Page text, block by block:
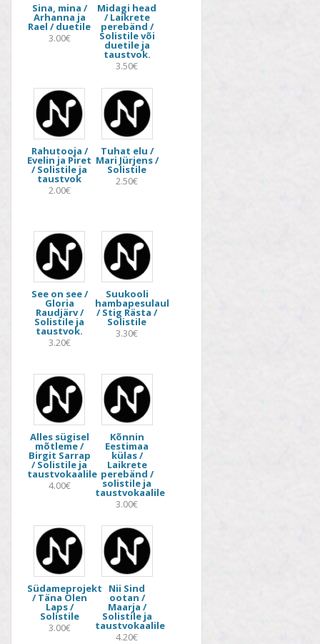
Sina, mina /
Arhanna ja
Rael / duetile
3.00€
Midagi head
/ Laikrete
perebänd /
Solistile või
duetile ja
taustvok.
3.50€
Rahutooja /
Evelin ja Piret
/ Solistile ja
taustvok
2.00€
Tuhat elu /
Mari Jürjens /
Solistile
2.50€
See on see /
Gloria
Raudjärv /
Solistile ja
taustvok.
3.20€
Suukooli
hambapesulaul
/ Stig Rästa /
Solistile
3.30€
Alles sügisel
mõtleme /
Birgit Sarrap
/ Solistile ja
taustvokaalile
4.00€
Kõnnin
Eestimaa
külas /
Laikrete
perebänd /
solistile ja
taustvokaalile
3.00€
Südameprojekt
/ Täna Olen
Laps /
Solistile
3.00€
Nii Sind
ootan /
Maarja /
Solistile ja
taustvokaalile
4.20€